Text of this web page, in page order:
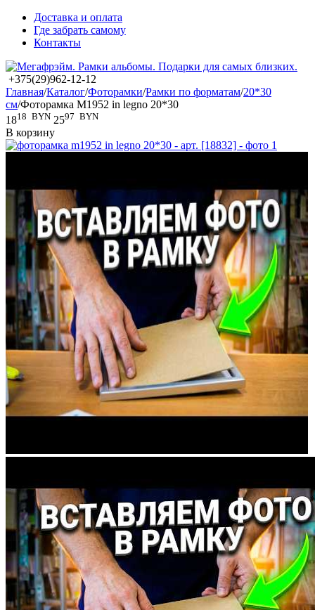
Доставка и оплата
Где забрать самому
Контакты
+375(29)962-12-12
Главная/Каталог/Фоторамки/Рамки по форматам/20*30
см/Фоторамка M1952 in legno 20*30
1818 BYN 2597 BYN
В корзину